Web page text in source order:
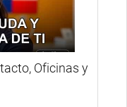
Oficinas y